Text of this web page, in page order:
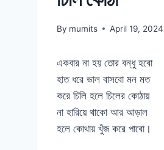
By mumits April 19, 2024
একবার না হয় তোর বন্ধু হবো
হাত ধরে ভাল বাসবো মন মত
করে চিলি হলে চিলের কোঠায়
না হারিয়ে থাকো আর আড়াল
হলে কোথায় খুঁজ করে পাবো।